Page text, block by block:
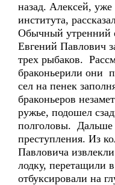
назад. Алексей, уже
института,
Обычный утренний
Евгений Павлович
трех рыбаков.
браконьерили они
сел на пенек
браконьеров
ружье, подошел
полголовы. Дальше
преступления. Из
Павловича
лодку, перетащили
отбуксировали на